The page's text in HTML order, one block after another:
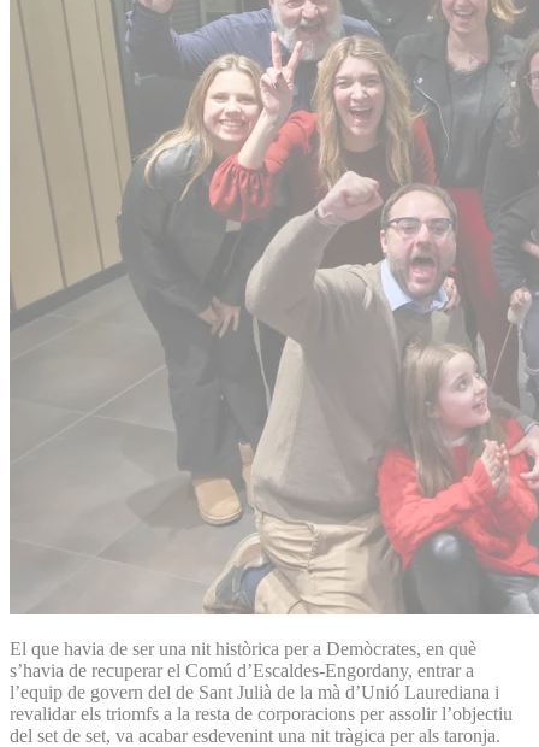
El que havia de ser una nit històrica per a Demòcrates, en què
s’havia de recuperar el Comú d’Escaldes-Engordany, entrar a
l’equip de govern del de Sant Julià de la mà d’Unió Laurediana i
revalidar els triomfs a la resta de corporacions per assolir l’objectiu
del set de set, va acabar esdevenint una nit tràgica per als taronja.